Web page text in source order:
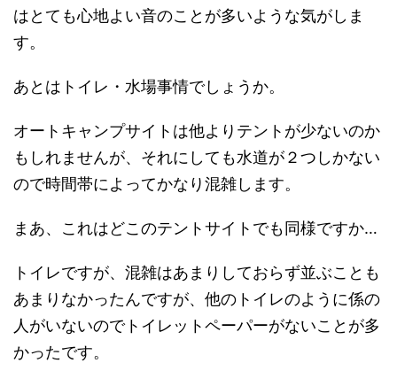
はとても心地よい音のことが多いような気がしま
す。
あとはトイレ・水場事情でしょうか。
オートキャンプサイトは他よりテントが少ないのか
もしれませんが、それにしても水道が２つしかない
ので時間帯によってかなり混雑します。
まあ、これはどこのテントサイトでも同様ですか…
トイレですが、混雑はあまりしておらず並ぶことも
あまりなかったんですが、他のトイレのように係の
人がいないのでトイレットペーパーがないことが多
かったです。